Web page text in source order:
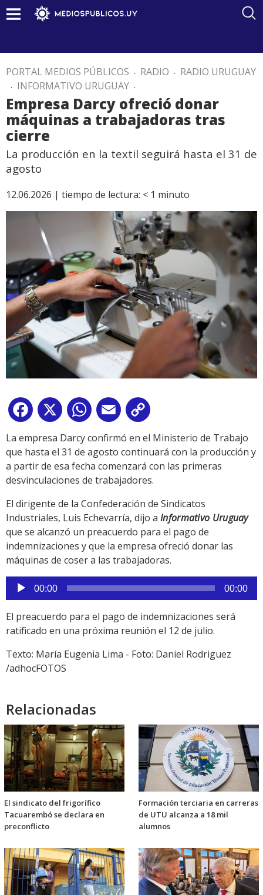
PORTAL MEDIOS PÚBLICOS . RADIO . RADIO URUGUAY
. INFORMATIVO URUGUAY .
Empresa Darcy ofreció donar
máquinas a trabajadoras tras
cierre
La producción en la textil seguirá hasta el 31 de
agosto
12.06.2026 | tiempo de lectura: < 1 minuto
Facebook
X WhatsApp
Email
Link
La empresa Darcy confirmó en el Ministerio de Trabajo
que hasta el 31 de agosto continuará con la producción y
a partir de esa fecha comenzará con las primeras
desvinculaciones de trabajadores.
El dirigente de la Confederación de Sindicatos
Industriales, Luis Echevarría, dijo a Informativo Uruguay
que se alcanzó un preacuerdo para el pago de
indemnizaciones y que la empresa ofreció donar las
máquinas de coser a las trabajadoras.
Reproductor
de
audio
00:00 00:00
El preacuerdo para el pago de indemnizaciones será
ratificado en una próxima reunión el 12 de julio.
Texto: María Eugenia Lima - Foto: Daniel Rodriguez
/adhocFOTOS
Relacionadas
El sindicato del frigorífico
Tacuarembó se declara en
preconflicto
Formación terciaria en carreras
de UTU alcanza a 18 mil
alumnos